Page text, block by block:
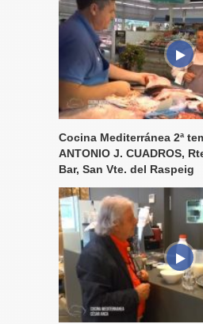
Cocina Mediterránea 2ª
ANTONIO J. CUADROS,
Bar, San Vte. del Raspeig